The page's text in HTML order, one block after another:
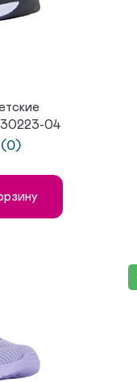
30223-04
(0)